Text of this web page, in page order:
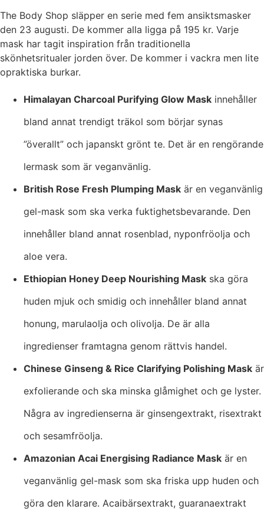
The Body Shop släpper en serie med fem ansiktsmasker
den 23 augusti. De kommer alla ligga på 195 kr. Varje
mask har tagit inspiration från traditionella
skönhetsritualer jorden över. De kommer i vackra men lite
opraktiska burkar.
Himalayan Charcoal Purifying Glow Mask innehåller
bland annat trendigt träkol som börjar synas
”överallt” och japanskt grönt te. Det är en rengörande
lermask som är veganvänlig.
British Rose Fresh Plumping Mask är en veganvänlig
gel-mask som ska verka fuktighetsbevarande. Den
innehåller bland annat rosenblad, nyponfröolja och
aloe vera.
Ethiopian Honey Deep Nourishing Mask ska göra
huden mjuk och smidig och innehåller bland annat
honung, marulaolja och olivolja. De är alla
ingredienser framtagna genom rättvis handel.
Chinese Ginseng & Rice Clarifying Polishing Mask är
exfolierande och ska minska glåmighet och ge lyster.
Några av ingredienserna är ginsengextrakt, risextrakt
och sesamfröolja.
Amazonian Acai Energising Radiance Mask är en
veganvänlig gel-mask som ska friska upp huden och
göra den klarare. Acaibärsextrakt, guaranaextrakt